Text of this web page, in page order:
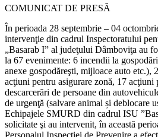
COMUNICAT DE PRESĂ
În perioada 28 septembrie – 04
intervenţie din cadrul Inspectoratului
„Basarab I” al judeţului Dâmboviţa au
la 67 evenimente: 6 incendii la
anexe gospodăreşti, mijloace auto etc.),
acţiuni pentru asigurare zonă, 17 acţiuni
descarcerări de persoane din
de urgenţă (salvare animal și deblocare
Echipajele SMURD din cadrul ISU
solicitate şi au intervenit, în această
Personalul Inspecţiei de Prevenire a